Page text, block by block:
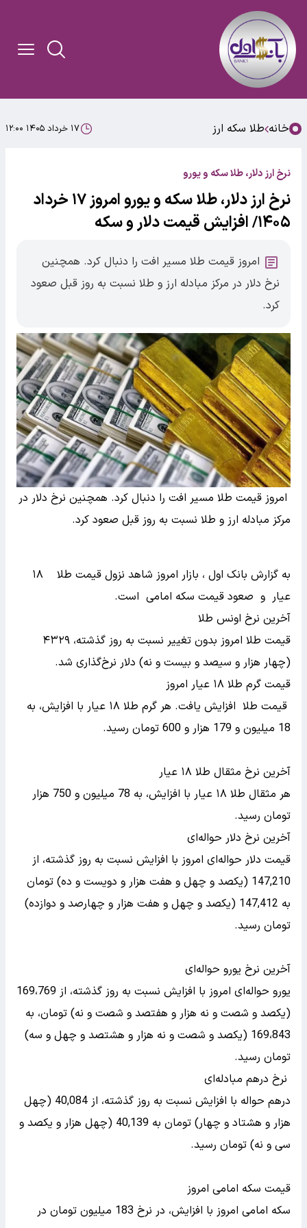
خانه طلا سکه ارز ۱۷ خرداد ۱۴۰۵ ۱۲:۰۰
نرخ ارز دلار، طلا سکه و یورو
نرخ ارز دلار، طلا سکه و یورو امروز ۱۷ خرداد
۱۴۰۵/ افزایش قیمت دلار و سکه
امروز قیمت طلا مسیر افت را دنبال کرد. همچنین
نرخ دلار در مرکز مبادله ارز و طلا نسبت به روز قبل صعود
کرد.
امروز قیمت طلا مسیر افت را دنبال کرد. همچنین نرخ دلار در
مرکز مبادله ارز و طلا نسبت به روز قبل صعود کرد.
به گزارش بانک اول ، بازار امروز شاهد نزول قیمت طلا
۱۸
عیار و صعود قیمت سکه امامی است.
آخرین نرخ اونس طلا
قیمت طلا امروز بدون تغییر نسبت به روز گذشته، ۴۳۲۹
(چهار هزار و سیصد و بیست و نه) دلار نرخ‌گذاری شد.
قیمت گرم طلا ۱۸ عیار امروز
قیمت طلا افزایش یافت. هر گرم طلا ۱۸ عیار با افزایش، به
18 میلیون و 179 هزار و 600 تومان رسید.
آخرین نرخ مثقال طلا ۱۸ عیار
هر مثقال طلا ۱۸ عیار با افزایش، به 78 میلیون و 750 هزار
تومان رسید‌.
آخرین نرخ دلار حواله‌ای
قیمت دلار حواله‌ای امروز با افزایش نسبت به روز گذشته، از
147,210 (یکصد و چهل و هفت هزار و دویست و ده) تومان
به 147,412 (یکصد و چهل و هفت هزار و چهارصد و دوازده)
تومان رسید.
آخرین نرخ یورو حواله‌ای
یورو حواله‌ای امروز با افزایش نسبت به روز گذشته، از 169،769
(یکصد و شصت و نه هزار و هفتصد و شصت و نه) تومان، به
169،843 (یکصد و شصت و نه هزار و هشتصد و چهل و سه)
تومان رسید.
نرخ درهم مبادله‌ای
درهم حواله با افزایش نسبت به روز گذشته، از 40,084 (چهل
هزار و هشتاد و چهار) تومان به 40,139 (چهل هزار و یکصد و
سی و نه) تومان رسید.
قیمت سکه امامی امروز
سکه امامی امروز با افزایش، در نرخ 183 میلیون تومان در